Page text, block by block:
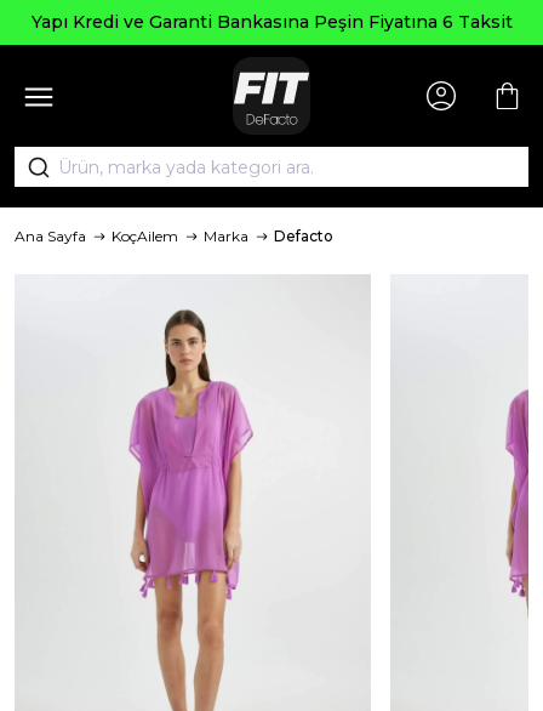
Yapı Kredi ve Garanti Bankasına Peşin Fiyatına 6 Taksit
Ana Sayfa KoçAilem Marka Defacto